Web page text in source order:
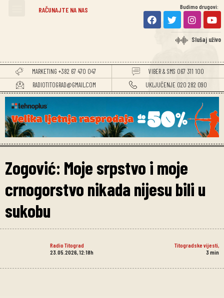
RAČUNAJTE NA NAS Budimo drugovi:
Slušaj uživo
MARKETING +382 67 470 047
VIBER & SMS 067 311 100
RADIOTITOGRAD@GMAIL.COM
UKLJUČENJE 020 282 090
Zogović: Moje srpstvo i moje
crnogorstvo nikada nijesu bili u
sukobu
Radio Titograd Titogradske vijesti
23.05.2026, 12:18h
3 min